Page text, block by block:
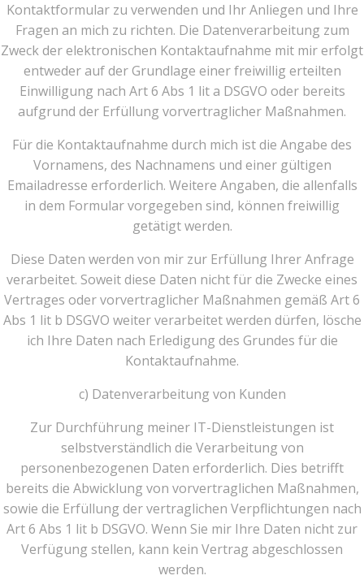
Kontaktformular zu verwenden und Ihr Anliegen und Ihre
Fragen an mich zu richten. Die Datenverarbeitung zum
Zweck der elektronischen Kontaktaufnahme mit mir erfolgt
entweder auf der Grundlage einer freiwillig erteilten
Einwilligung nach Art 6 Abs 1 lit a DSGVO oder bereits
aufgrund der Erfüllung vorvertraglicher Maßnahmen.
Für die Kontaktaufnahme durch mich ist die Angabe des
Vornamens, des Nachnamens und einer gültigen
Emailadresse erforderlich. Weitere Angaben, die allenfalls
in dem Formular vorgegeben sind, können freiwillig
getätigt werden.
Diese Daten werden von mir zur Erfüllung Ihrer Anfrage
verarbeitet. Soweit diese Daten nicht für die Zwecke eines
Vertrages oder vorvertraglicher Maßnahmen gemäß Art 6
Abs 1 lit b DSGVO weiter verarbeitet werden dürfen, lösche
ich Ihre Daten nach Erledigung des Grundes für die
Kontaktaufnahme.
c) Datenverarbeitung von Kunden
Zur Durchführung meiner IT-Dienstleistungen ist
selbstverständlich die Verarbeitung von
personenbezogenen Daten erforderlich. Dies betrifft
bereits die Abwicklung von vorvertraglichen Maßnahmen,
sowie die Erfüllung der vertraglichen Verpflichtungen nach
Art 6 Abs 1 lit b DSGVO. Wenn Sie mir Ihre Daten nicht zur
Verfügung stellen, kann kein Vertrag abgeschlossen
werden.